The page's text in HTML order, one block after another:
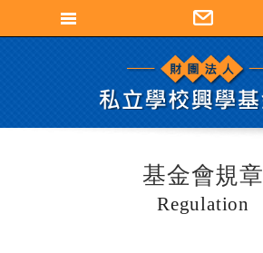
基金會規章
Regulation